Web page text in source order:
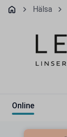
Hälsa
Online